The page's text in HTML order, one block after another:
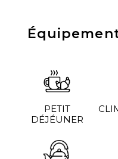
PETIT
DÉJÉUNER